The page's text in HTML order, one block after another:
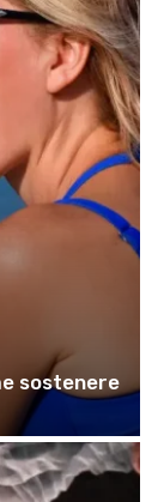
sostenere